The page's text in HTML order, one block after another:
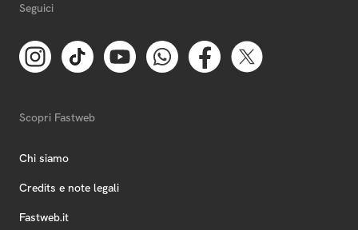
Seguici
Scopri Fastweb
Chi siamo
Credits e note legali
Fastweb.it